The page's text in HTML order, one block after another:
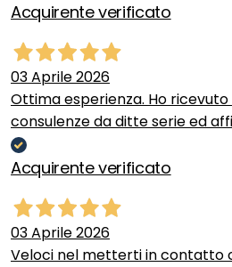
Acquirente verificato
03 Aprile 2026
Ottima esperienza. Ho
consulenze da ditte serie ed
Acquirente verificato
03 Aprile 2026
Veloci nel metterti in contatto